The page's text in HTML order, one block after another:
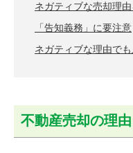
ネガティブな売却理
「告知義務」に要注意
ネガティブな理由で
不動産売却の理